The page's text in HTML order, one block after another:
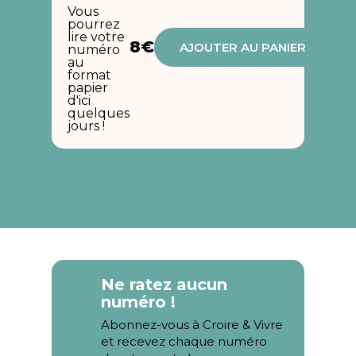
Vous
pourrez
lire votre
numéro
au
format
papier
d'ici
quelques
jours !
8€ AJOUTER AU PANIER
Ne ratez aucun
numéro !
Abonnez-vous à Croire & Vivre
et recevez chaque numéro